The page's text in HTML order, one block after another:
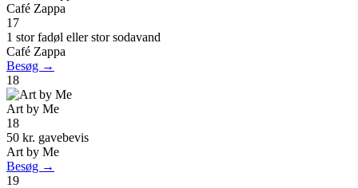
Café Zappa
17
1 stor fadøl eller stor sodavand
Café Zappa
Besøg →
18
Art by Me
18
50 kr. gavebevis
Art by Me
Besøg →
19